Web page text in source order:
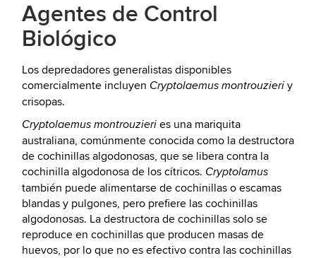
Agentes de Control
Biológico
Los depredadores generalistas disponibles
comercialmente incluyen Cryptolaemus montrouzieri y
crisopas.
Cryptolaemus montrouzieri es una mariquita
australiana, comúnmente conocida como la destructora
de cochinillas algodonosas, que se libera contra la
cochinilla algodonosa de los cítricos. Cryptolamus
también puede alimentarse de cochinillas o escamas
blandas y pulgones, pero prefiere las cochinillas
algodonosas. La destructora de cochinillas solo se
reproduce en cochinillas que producen masas de
huevos, por lo que no es efectivo contra las cochinillas